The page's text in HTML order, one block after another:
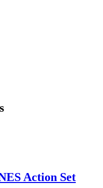
Action Set